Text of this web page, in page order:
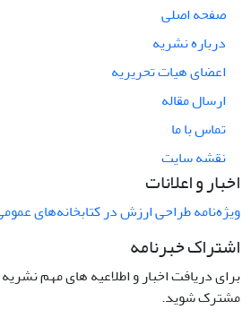
صفحه اصلی
درباره نشریه
اعضای هیات تحریریه
ارسال مقاله
تماس با ما
نقشه سایت
اخبار و اعلانات
ویژه‌نامه طراحی ارزش در کتابخانه‌های
اشتراک خبرنامه
برای دریافت اخبار و اطلاعیه های مهم
مشترک شوید.